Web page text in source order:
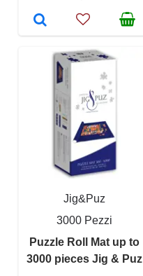
Jig&Puz
3000 Pezzi
Puzzle Roll Mat up to
3000 pieces Jig & Puz